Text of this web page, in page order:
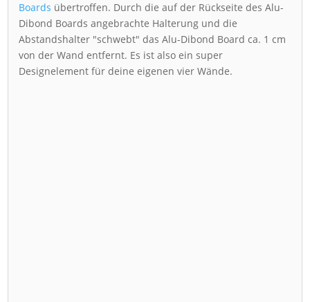
Boards übertroffen. Durch die auf der Rückseite des Alu-
Dibond Boards angebrachte Halterung und die
Abstandshalter "schwebt" das Alu-Dibond Board ca. 1 cm
von der Wand entfernt. Es ist also ein super
Designelement für deine eigenen vier Wände.